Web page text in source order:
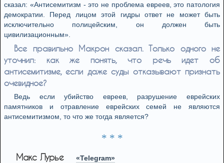
сказал: «Антисемитизм - это не проблема евреев, это патология
демократии. Перед лицом этой гидры ответ не может быть
исключительно полицейским, он должен быть
цивилизационным».
Все правильно Макрон сказал. Только одного не
уточнил: как же понять, что речь идет об
антисемитизме, если даже суды отказывают признать
очевидное?
Ведь если убийство евреев, разрушение еврейских
памятников и отравление еврейских семей не являются
антисемитизмом, то что же тогда является?
* * *
Макс Лурье «Telegram»